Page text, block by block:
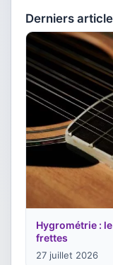
Derniers
Hygrométrie :
frettes
27 juillet 2026